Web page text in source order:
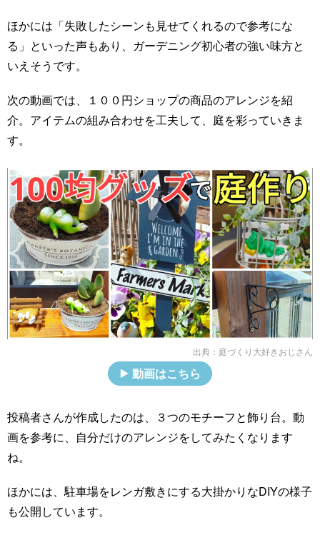
ほかには「失敗したシーンも見せてくれるので参考にな
る」といった声もあり、ガーデニング初心者の強い味方と
いえそうです。
次の動画では、１００円ショップの商品のアレンジを紹
介。アイテムの組み合わせを工夫して、庭を彩っていきま
す。
出典： 庭づくり大好きおじさん
動画はこちら
投稿者さんが作成したのは、３つのモチーフと飾り台。動
画を参考に、自分だけのアレンジをしてみたくなります
ね。
ほかには、駐車場をレンガ敷きにする大掛かりなDIYの様子
も公開しています。